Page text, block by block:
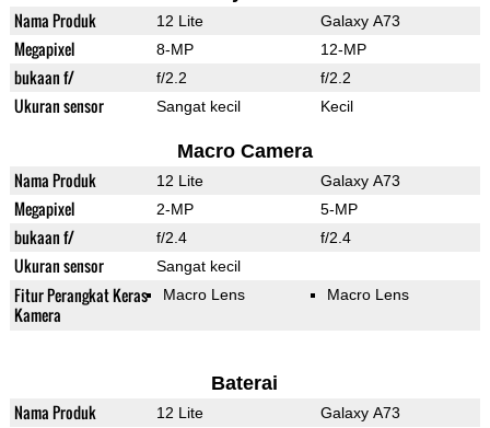
Nama Produk 12 Lite Galaxy A73
Megapixel 8-MP 12-MP
bukaan f/ f/2.2 f/2.2
Ukuran sensor Sangat kecil Kecil
Macro Camera
Nama Produk 12 Lite Galaxy A73
Megapixel 2-MP 5-MP
bukaan f/ f/2.4 f/2.4
Ukuran sensor Sangat kecil
Fitur Perangkat Keras
Kamera
Macro Lens Macro Lens
Baterai
Nama Produk 12 Lite Galaxy A73